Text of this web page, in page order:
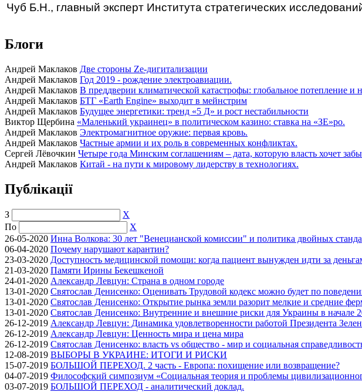
Чуб Б.Н., главный эксперт Института стратегических
Блоги
Андрей Маклаков Две стороны Ze-дигитализации
Андрей Маклаков Год 2019 - рождение электроавиации.
Андрей Маклаков В преддверии климатической катастрофы: глобальное потепление и
Андрей Маклаков БТГ «Earth Engine» выходит в мейнстрим
Андрей Маклаков Будущее энергетики: тренд «5 Д» и рост нестабильности
Виктор Щербина «Маленький украинец» в политическом казино: ставка на «ЗЕ»ро.
Андрей Маклаков Электромагнитное оружие: первая кровь.
Андрей Маклаков Частные армии и их роль в современных конфликтах.
Сергей Лёвочкин Четыре года Минским соглашениям – дата, которую власть хочет
Андрей Маклаков Китай - на пути к мировому лидерству в технологиях.
Публікації
З
X
По
X
26-05-2020 Инна Волкова: 30 лет "Венецианской комиссии" и политика двойных
06-04-2020 Почему нарушают карантин?
23-03-2020 Доступность медицинской помощи: когда пациент вынужден идти за
21-03-2020 Памяти Ирины Бекешкеной
24-01-2020 Александр Левцун: Страна в одном городе
13-01-2020 Святослав Денисенко: Оценивать Трудовой кодекс можно будет по
13-01-2020 Святослав Денисенко: Открытие рынка земли разорит мелкие и средние
13-01-2020 Святослав Денисенко: Внутренние и внешние риски для Украины в начале
26-12-2019 Александр Левцун: Динамика удовлетворенности работой Президента
26-12-2019 Александр Левцун: Ценность мира и цена мира
26-12-2019 Святослав Денисенко: власть vs общество - мир и социальная
12-08-2019 ВЫБОРЫ В УКРАИНЕ: ИТОГИ И РИСКИ
15-07-2019 БОЛЬШОЙ ПЕРЕХОД. 2 часть - Европа: похищение или возвращение?
04-07-2019 Философский симпозиум «Социальная теория и проблемы
03-07-2019 БОЛЬШОЙ ПЕРЕХОД - аналитический доклад.